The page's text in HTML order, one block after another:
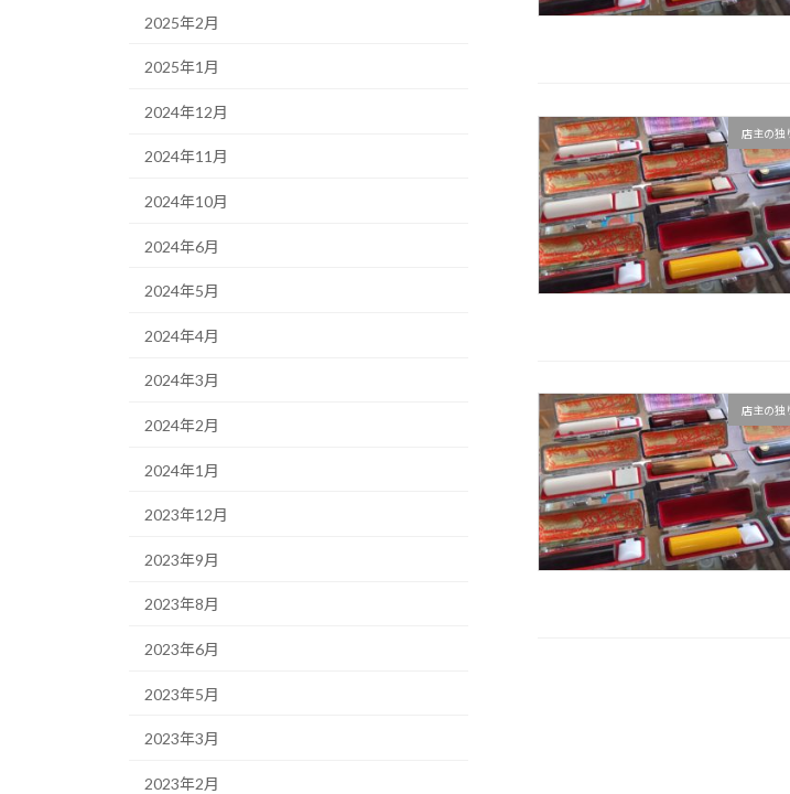
店主の独
店主の独
2025年2月
2025年1月
2024年12月
2024年11月
2024年10月
2024年6月
2024年5月
2024年4月
2024年3月
2024年2月
2024年1月
2023年12月
2023年9月
2023年8月
2023年6月
2023年5月
2023年3月
2023年2月